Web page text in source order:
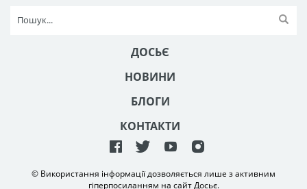
ДОСЬЄ
НОВИНИ
БЛОГИ
КОНТАКТИ
© Використання інформації дозволяється лише з активним
гіперпосиланням на сайт Досьє.